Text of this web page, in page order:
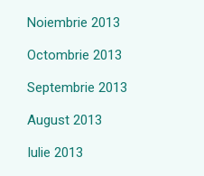
Noiembrie 2013
Octombrie 2013
Septembrie 2013
August 2013
Iulie 2013